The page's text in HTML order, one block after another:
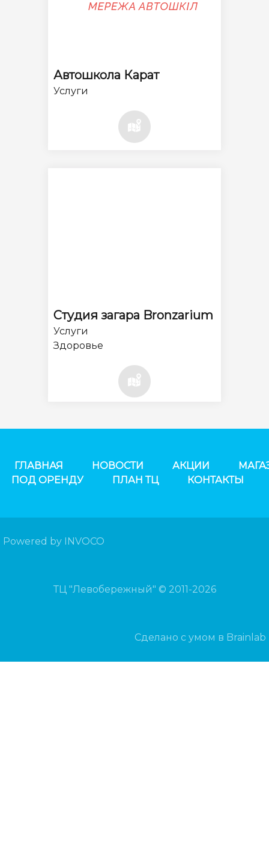
Автошкола Карат
Услуги
Студия загара Bronzarium
Услуги
Здоровье
ГЛАВНАЯ НОВОСТИ АКЦИИ
ПОД ОРЕНДУ
ПЛАН ТЦ КОНТАКТЫ
Powered by INVOCO
ТЦ "Левобережный" © 2011-2026
Сделано с умом в Brainlab